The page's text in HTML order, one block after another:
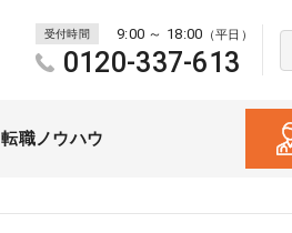
受付時間 9:00 ～ 18:00 （平日）
0120-337-613
転職ノウハウ